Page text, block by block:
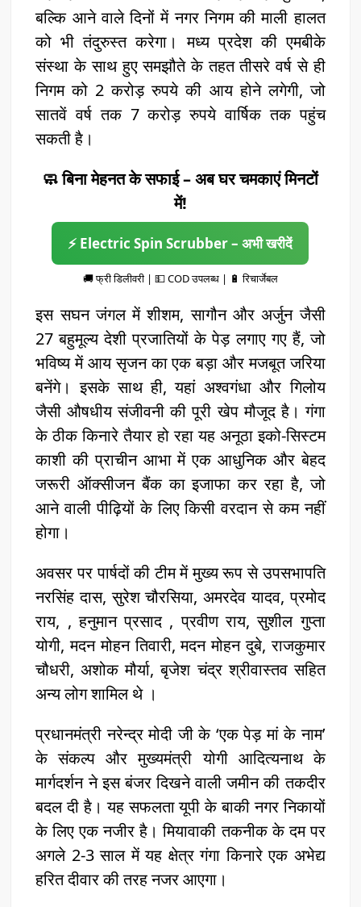
बल्कि आने वाले दिनों में नगर निगम की माली हालत
को भी तंदुरुस्त करेगा। मध्य प्रदेश की एमबीके
संस्था के साथ हुए समझौते के तहत तीसरे वर्ष से ही
निगम को 2 करोड़ रुपये की आय होने लगेगी, जो
सातवें वर्ष तक 7 करोड़ रुपये वार्षिक तक पहुंच
सकती है।
🧼 बिना मेहनत के सफाई – अब घर चमकाएं मिनटों
में!
⚡ Electric Spin Scrubber – अभी खरीदें
🚚 फ्री डिलीवरी | 💵 COD उपलब्ध | 🔋 रिचार्जेबल
इस सघन जंगल में शीशम, सागौन और अर्जुन जैसी
27 बहुमूल्य देशी प्रजातियों के पेड़ लगाए गए हैं, जो
भविष्य में आय सृजन का एक बड़ा और मजबूत जरिया
बनेंगे। इसके साथ ही, यहां अश्वगंधा और गिलोय
जैसी औषधीय संजीवनी की पूरी खेप मौजूद है। गंगा
के ठीक किनारे तैयार हो रहा यह अनूठा इको-सिस्टम
काशी की प्राचीन आभा में एक आधुनिक और बेहद
जरूरी ऑक्सीजन बैंक का इजाफा कर रहा है, जो
आने वाली पीढ़ियों के लिए किसी वरदान से कम नहीं
होगा।
अवसर पर पार्षदों की टीम में मुख्य रूप से उपसभापति
नरसिंह दास, सुरेश चौरसिया, अमरदेव यादव, प्रमोद
राय, , हनुमान प्रसाद , प्रवीण राय, सुशील गुप्ता
योगी, मदन मोहन तिवारी, मदन मोहन दुबे, राजकुमार
चौधरी, अशोक मौर्या, बृजेश चंद्र श्रीवास्तव सहित
अन्य लोग शामिल थे ।
प्रधानमंत्री नरेन्द्र मोदी जी के ‘एक पेड़ मां के नाम’
के संकल्प और मुख्यमंत्री योगी आदित्यनाथ के
मार्गदर्शन ने इस बंजर दिखने वाली जमीन की तकदीर
बदल दी है। यह सफलता यूपी के बाकी नगर निकायों
के लिए एक नजीर है। मियावाकी तकनीक के दम पर
अगले 2-3 साल में यह क्षेत्र गंगा किनारे एक अभेद्य
हरित दीवार की तरह नजर आएगा।